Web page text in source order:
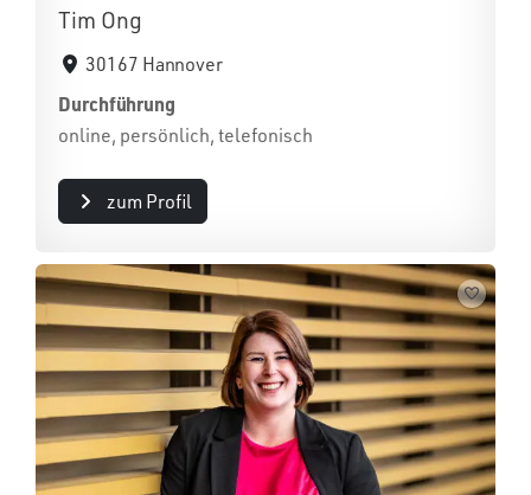
Tim Ong
30167 Hannover
Durchführung
online, persönlich, telefonisch
zum Profil